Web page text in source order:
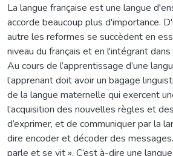
La langue française est une langue
accorde beaucoup plus d'importance.
autre les reformes se succèdent en
niveau du français et en l'intégrant
Au cours de l’apprentissage d’une
l’apprenant doit avoir un bagage
de la langue maternelle qui exercent
l’acquisition des nouvelles règles et
d’exprimer, et de communiquer par la
dire encoder et décoder des
parle et se vit ». C’est à-dire une